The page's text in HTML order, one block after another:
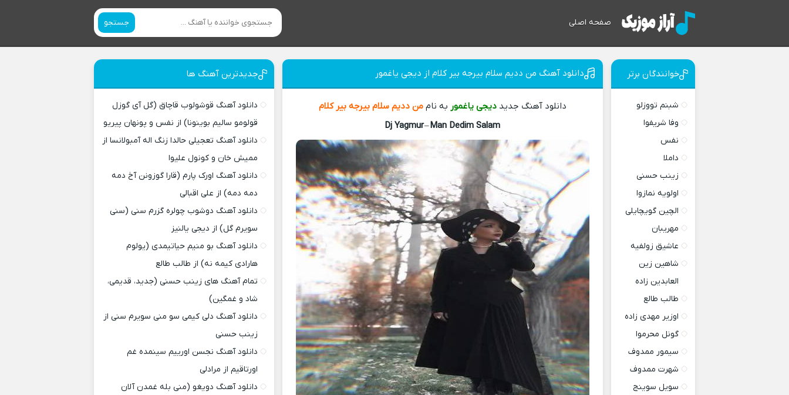
صفحه اصلی جستجو
دانلود آهنگ من ددیم سلام بیرجه بیر کلام از دیجی یاغمور
دانلود آهنگ جدیددیجی یاغمور به ناممن ددیم سلام بیرجه بیر کلام
Dj Yagmur–Man Dedim Salam
خوانندگان برتر
شبنم تووزلو
وفا شریفوا
نفس
داملا
زینب حسنی
اولویه نمازوا
الچین گویچایلی
مهریبان
عاشیق زولفیه
شاهین زین
العابدین زاده
طالب طالع
اوزیر مهدی زاده
گونل محرموا
سیمور ممدوف
شهرت ممدوف
سویل سوینج
جدیدترین آهنگ ها
دانلود آهنگ قوشولوب قاچاق (گل آی گوزل
قولومو سالیم بوینونا) از نفس و پونهان پیریو
دانلود آهنگ تعجیلی حالدا زنگ اله آمبولانسا از
ممیش خان و کونول علیوا
دانلود آهنگ اورک پارم (قارا گوزونن آخ دمه
دمه دمه) از علی اقبالی
دانلود آهنگ دوشوب چولره گزرم سنی (سنی
سویرم گل) از دیجی یالنیز
دانلود آهنگ بو منیم حیاتیمدی (یولوم
هارادی کیمه نه) از طالب طالع
تمام آهنگ های زینب حسنی (جدید، قدیمی،
شاد و غمگین)
دانلود آهنگ دلی کیمی سو منی سویرم سنی از
زینب حسنی
دانلود آهنگ نجسن اورییم سینمده غم
اورتاقیم از مرادلی
دانلود آهنگ دویغو (منی بله غمدن آلان